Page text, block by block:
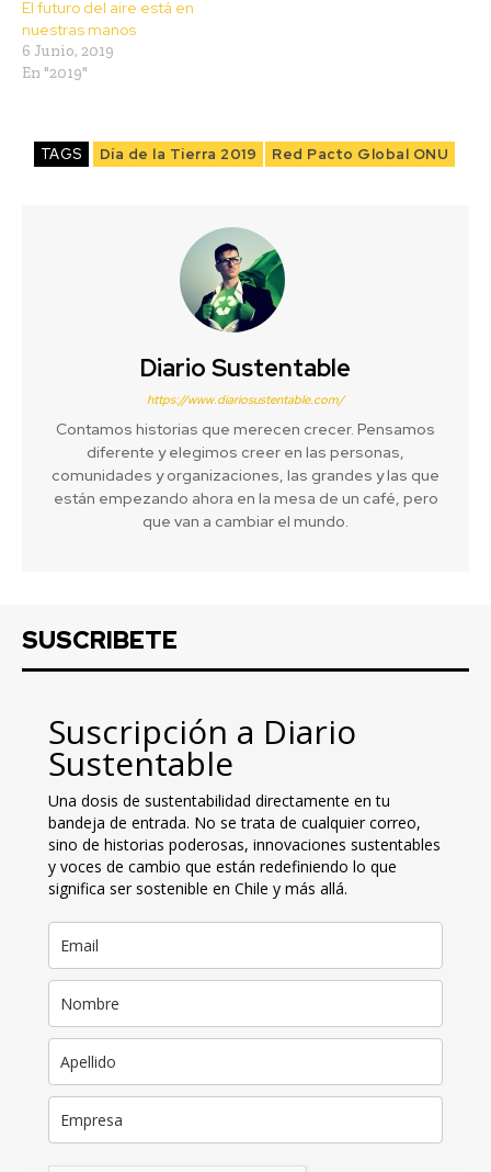
El futuro del aire está en
nuestras manos
6 Junio, 2019
En "2019"
TAGS Día de la Tierra 2019 Red Pacto Global ONU
Diario Sustentable
https://www.diariosustentable.com/
Contamos historias que merecen crecer. Pensamos
diferente y elegimos creer en las personas,
comunidades y organizaciones, las grandes y las que
están empezando ahora en la mesa de un café, pero
que van a cambiar el mundo.
SUSCRIBETE
Suscripción a Diario
Sustentable
Una dosis de sustentabilidad directamente en tu
bandeja de entrada. No se trata de cualquier correo,
sino de historias poderosas, innovaciones sustentables
y voces de cambio que están redefiniendo lo que
significa ser sostenible en Chile y más allá.